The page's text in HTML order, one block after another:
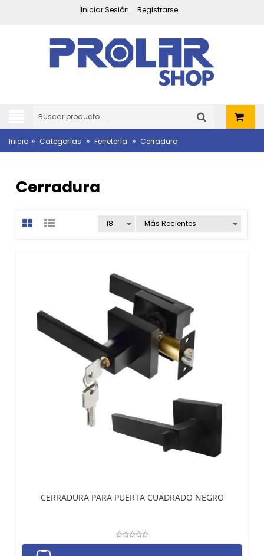
Iniciar Sesión Registrarse
Inicio » Categorías » Ferretería » Cerradura
Cerradura
CERRADURA PARA PUERTA CUADRADO NEGRO